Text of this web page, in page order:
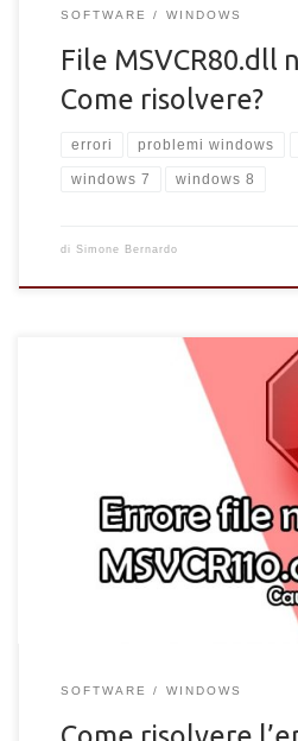
SOFTWARE WINDOWS
File MSVCR80.dll
Come risolvere?
errori problemi windows
windows 7 windows 8
di Simone Bernardo
Come risolvere l'errore del file
soluzione all'errore del file
computer
SOFTWARE WINDOWS
Come risolvere